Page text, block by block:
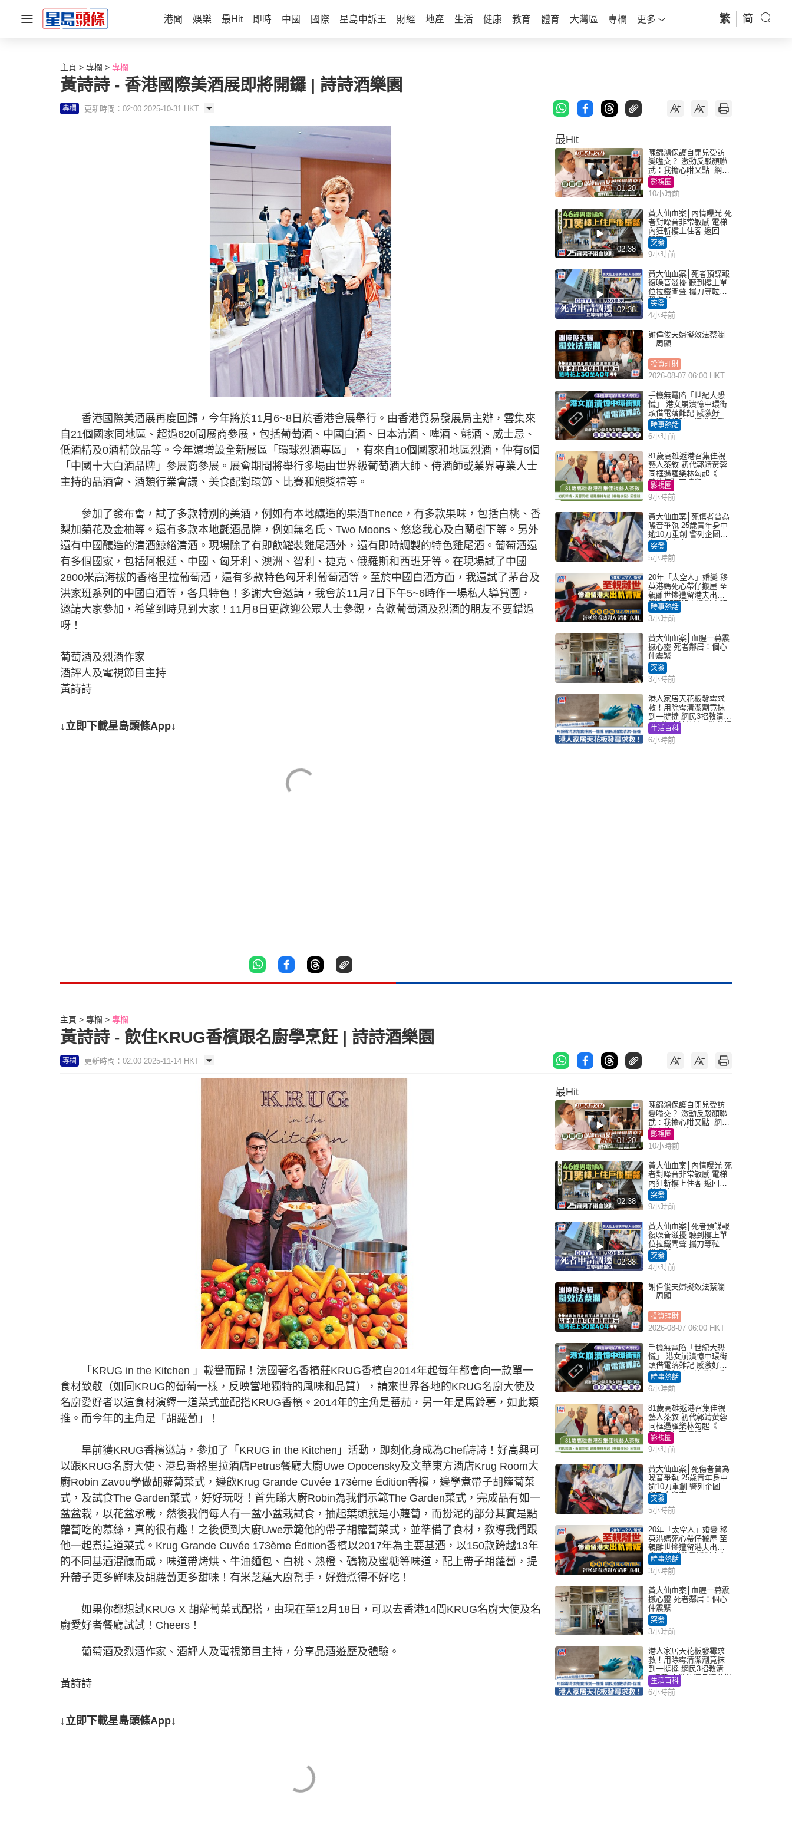
港聞 娛樂 最Hit 即時 中國 國際 星島申訴王 財經 地產 生活 健康 教育 體育 大灣區 專欄 更多 繁 简
主頁 專欄 專欄
黃詩詩 - 香港國際美酒展即將開鑼 | 詩詩酒樂園
專欄 更新時間：02:00 2025-10-31 HKT
香港國際美酒展再度回歸，今年將於11月6~8日於香港會展舉行。由香港貿易發展局主辦，雲集來
自21個國家同地區、超過620間展商參展，包括葡萄酒、中國白酒、日本清酒、啤酒、氈酒、威士忌、
低酒精及0酒精飲品等。今年還增設全新展區「環球烈酒專區」，有來自10個國家和地區烈酒，仲有6個
「中國十大白酒品牌」參展商參展。展會期間將舉行多場由世界級葡萄酒大師、侍酒師或業界專業人士
主持的品酒會、酒類行業會議、美食配對環節、比賽和頒獎禮等。
參加了發布會，試了多款特別的美酒，例如有本地釀造的果酒Thence，有多款果味，包括白桃、香
梨加菊花及金柚等。還有多款本地氈酒品牌，例如無名氏、Two Moons、悠悠我心及白蘭樹下等。另外
還有中國釀造的清酒鯨綌清酒。現場除了有即飲罐裝雞尾酒外，還有即時調製的特色雞尾酒。葡萄酒還
有多個國家，包括阿根廷、中國、匈牙利、澳洲、智利、捷克、俄羅斯和西班牙等。在現場試了中國
2800米高海拔的香格里拉葡萄酒，還有多款特色匈牙利葡萄酒等。至於中國白酒方面，我還試了茅台及
洪家班系列的中國白酒等，各具特色！多謝大會邀請，我會於11月7日下午5~6時作一場私人導賞團，
邀請大家參加，希望到時見到大家！11月8日更歡迎公眾人士參觀，喜歡葡萄酒及烈酒的朋友不要錯過
呀！
葡萄酒及烈酒作家
酒評人及電視節目主持
黃詩詩
↓立即下載星島頭條App↓
最Hit
01:20
陳錦鴻保護自閉兒受訪
變嗌交？ 激動反駁顏聯
武：我擔心咁又點 網民
批主持咄咄逼人
影視圈
10小時前
02:38
黃大仙血案│內情曝光 死
者對噪音非常敏感 電梯
內狂斬樓上住客 返回住
所墮樓亡
突發
9小時前
02:38
黃大仙血案│死者預謀報
復噪音滋擾 聽到樓上單
位拉鐵閘聲 攜刀等𨋢伏
擊傷者
突發
4小時前
謝偉俊夫婦擬效法蔡瀾
｜周顯
投資理財
2026-08-07 06:00 HKT
手機無電陷「世紀大恐
慌」 港女崩潰憶中環街
頭借電落難記 感激好心
人溫馨相助：這份溫暖
記一輩子｜Juicy叮
時事熱話
6小時前
81歲高雄返港召集佳視
藝人茶敘 初代郭靖黃蓉
同框遇羅樂林勾起《神
鵰俠侶》回憶殺
影視圈
9小時前
黃大仙血案│死傷者曾為
噪音爭執 25歲青年身中
逾10刀重創 警列企圖謀
殺及自殺案
突發
5小時前
20年「太空人」婚變 移
英港媽死心帶仔搬屋 至
親離世慘遭留港夫出軌
背叛 苦嘆終看透對方留
港「真相」｜Juicy叮
時事熱話
3小時前
黃大仙血案│血腥一幕震
撼心靈 死者鄰居：個心
仲震緊
突發
3小時前
港人家居天花板發霉求
救！用除霉清潔劑竟抹
到一撻撻 網民3招教清潔
+保養 本地油漆品牌曾提
醒勿用1物防變色
生活百科
6小時前
主頁 專欄 專欄
黃詩詩 - 飲住KRUG香檳跟名廚學烹飪 | 詩詩酒樂園
專欄 更新時間：02:00 2025-11-14 HKT
「KRUG in the Kitchen 」載譽而歸！法國著名香檳莊KRUG香檳自2014年起每年都會向一款單一
食材致敬（如同KRUG的葡萄一樣，反映當地獨特的風味和品質），請來世界各地的KRUG名廚大使及
名廚愛好者以這食材演繹一道菜式並配搭KRUG香檳。2014年的主角是蕃茄，另一年是馬鈴薯，如此類
推。而今年的主角是「胡蘿蔔」！
早前獲KRUG香檳邀請，參加了「KRUG in the Kitchen」活動，即刻化身成為Chef詩詩！好高興可
以跟KRUG名廚大使、港島香格里拉酒店Petrus餐廳大廚Uwe Opocensky及文華東方酒店Krug Room大
廚Robin Zavou學做胡蘿蔔菜式，邊飲Krug Grande Cuvée 173ème Édition香檳，邊學煮帶子胡籮蔔菜
式，及試食The Garden菜式，好好玩呀！首先睇大廚Robin為我們示範The Garden菜式，完成品有如一
盆盆栽，以花盆承載，然後我們每人有一盆小盆栽試食，抽起葉頭就是小蘿蔔，而扮泥的部分其實是點
蘿蔔吃的慕絲，真的很有趣！之後便到大廚Uwe示範他的帶子胡籮蔔菜式，並準備了食材，教導我們跟
他一起煮這道菜式。Krug Grande Cuvée 173ème Édition香檳以2017年為主要基酒，以150款跨越13年
的不同基酒混釀而成，味道帶烤烘、牛油麵包、白桃、熟橙、礦物及蜜糖等味道，配上帶子胡蘿蔔，提
升帶子更多鮮味及胡蘿蔔更多甜味！有米芝蓮大廚幫手，好難煮得不好吃！
如果你都想試KRUG X 胡蘿蔔菜式配搭，由現在至12月18日，可以去香港14間KRUG名廚大使及名
廚愛好者餐廳試試！Cheers！
葡萄酒及烈酒作家、酒評人及電視節目主持，分享品酒遊歷及體驗。
黃詩詩
↓立即下載星島頭條App↓
最Hit
01:20
陳錦鴻保護自閉兒受訪
變嗌交？ 激動反駁顏聯
武：我擔心咁又點 網民
批主持咄咄逼人
影視圈
10小時前
02:38
黃大仙血案│內情曝光 死
者對噪音非常敏感 電梯
內狂斬樓上住客 返回住
所墮樓亡
突發
9小時前
02:38
黃大仙血案│死者預謀報
復噪音滋擾 聽到樓上單
位拉鐵閘聲 攜刀等𨋢伏
擊傷者
突發
4小時前
謝偉俊夫婦擬效法蔡瀾
｜周顯
投資理財
2026-08-07 06:00 HKT
手機無電陷「世紀大恐
慌」 港女崩潰憶中環街
頭借電落難記 感激好心
人溫馨相助：這份溫暖
記一輩子｜Juicy叮
時事熱話
6小時前
81歲高雄返港召集佳視
藝人茶敘 初代郭靖黃蓉
同框遇羅樂林勾起《神
鵰俠侶》回憶殺
影視圈
9小時前
黃大仙血案│死傷者曾為
噪音爭執 25歲青年身中
逾10刀重創 警列企圖謀
殺及自殺案
突發
5小時前
20年「太空人」婚變 移
英港媽死心帶仔搬屋 至
親離世慘遭留港夫出軌
背叛 苦嘆終看透對方留
港「真相」｜Juicy叮
時事熱話
3小時前
黃大仙血案│血腥一幕震
撼心靈 死者鄰居：個心
仲震緊
突發
3小時前
港人家居天花板發霉求
救！用除霉清潔劑竟抹
到一撻撻 網民3招教清潔
+保養 本地油漆品牌曾提
醒勿用1物防變色
生活百科
6小時前